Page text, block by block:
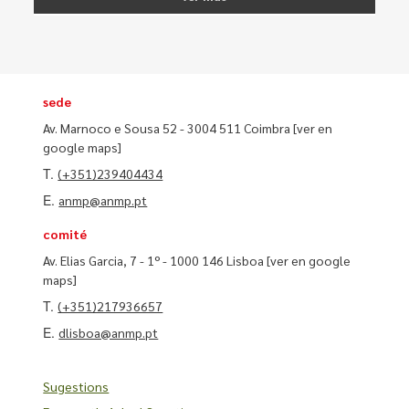
sede
Av. Marnoco e Sousa 52 - 3004 511 Coimbra[ver en
google maps]
T.(+351)239404434
E. anmp@anmp.pt
comité
Av. Elias Garcia, 7 - 1º - 1000 146 Lisboa[ver en google
maps]
T.(+351)217936657
E.dlisboa@anmp.pt
Sugestions